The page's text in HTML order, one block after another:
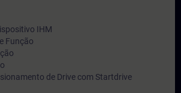
IHM
Função
de Drive com Startdrive